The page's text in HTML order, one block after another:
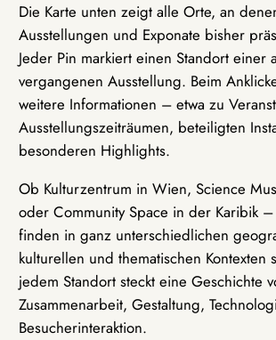
Die Karte unten zeigt alle Orte, an
Ausstellungen und Exponate bisher
Jeder Pin markiert einen Standort einer
vergangenen Ausstellung. Beim
weitere Informationen – etwa zu
Ausstellungszeiträumen, beteiligten
besonderen Highlights.
Ob Kulturzentrum in Wien, Science
oder Community Space in der Karibik
finden in ganz unterschiedlichen
kulturellen und thematischen Kontexten
jedem Standort steckt eine Geschichte
Zusammenarbeit, Gestaltung,
Besucherinteraktion.